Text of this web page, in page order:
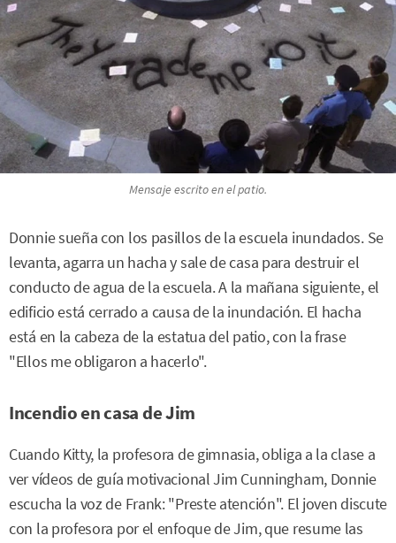
Mensaje escrito en el patio.
Donnie sueña con los pasillos de la escuela inundados. Se
levanta, agarra un hacha y sale de casa para destruir el
conducto de agua de la escuela. A la mañana siguiente, el
edificio está cerrado a causa de la inundación. El hacha
está en la cabeza de la estatua del patio, con la frase
"Ellos me obligaron a hacerlo".
Incendio en casa de Jim
Cuando Kitty, la profesora de gimnasia, obliga a la clase a
ver vídeos de guía motivacional Jim Cunningham, Donnie
escucha la voz de Frank: "Preste atención". El joven discute
con la profesora por el enfoque de Jim, que resume las